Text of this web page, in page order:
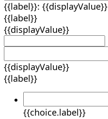
{{label}}: {{displayValue}}
{{label}}
{{displayValue}}
{{displayValue}}
{{label}}
{{choice.label}}